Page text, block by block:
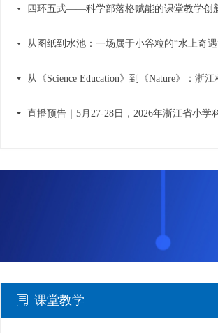
끙 四环五式——科学部落格赋能的课堂教学创
끙 从图纸到水池：一场属于小谷粒的“水上奇遇
끙 从《Science Education》到《Nature》：浙
끙 直播预告｜5月27-28日，2026年浙江省小学
ꂓ 课堂教学